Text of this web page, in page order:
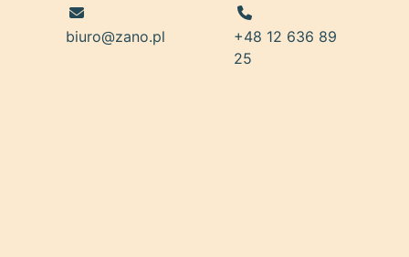
biuro@zano.pl
+48 12 636 89
25